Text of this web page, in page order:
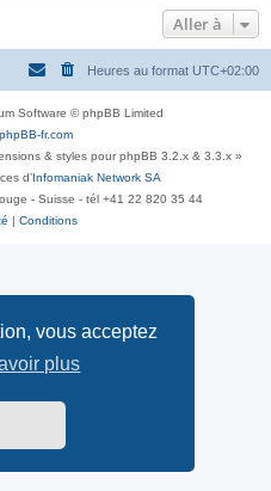
vous acceptez
plus
Aller à
Heures au format UTC+02:00
Software © phpBB Limited
phpBB-fr.com
& styles pour phpBB 3.2.x & 3.3.x »
d’ Infomaniak Network SA
- Suisse - tél +41 22 820 35 44
Conditions